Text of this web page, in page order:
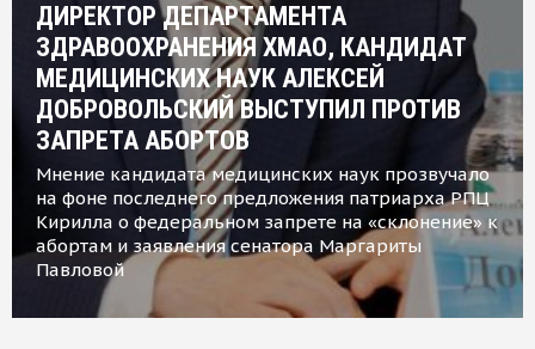
ДИРЕКТОР ДЕПАРТАМЕНТА
ЗДРАВООХРАНЕНИЯ ХМАО, КАНДИДАТ
МЕДИЦИНСКИХ НАУК АЛЕКСЕЙ
ДОБРОВОЛЬСКИЙ ВЫСТУПИЛ ПРОТИВ
ЗАПРЕТА АБОРТОВ
Мнение кандидата медицинских наук прозвучало
на фоне последнего предложения патриарха РПЦ
Кирилла о федеральном запрете на «склонение» к
абортам и заявления сенатора Маргариты
Павловой